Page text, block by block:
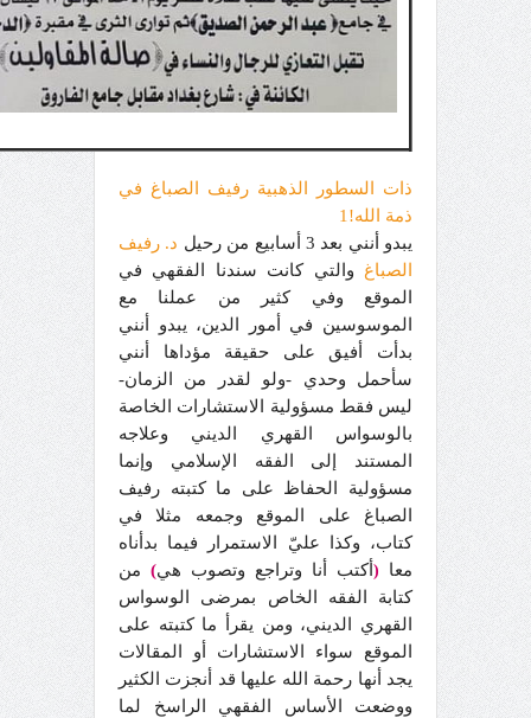
ذات السطور الذهبية رفيف الصباغ في
ذمة الله!1
يبدو أنني بعد 3 أسابيع من رحيل
د. رفيف
الصباغ والتي كانت سندنا الفقهي في
الموقع وفي كثير من عملنا مع
الموسوسين في أمور الدين، يبدو أنني
بدأت أفيق على حقيقة مؤداها أنني
سأحمل وحدي -ولو لقدر من الزمان-
ليس فقط مسؤولية الاستشارات الخاصة
بالوسواس القهري الديني وعلاجه
المستند إلى الفقه الإسلامي وإنما
مسؤولية الحفاظ على ما كتبته رفيف
الصباغ على الموقع وجمعه مثلا في
كتاب، وكذا عليّ الاستمرار فيما بدأناه
معا ( أكتب أنا وتراجع وتصوب هي) من
كتابة الفقه الخاص بمرضى الوسواس
القهري الديني، ومن يقرأ ما كتبته على
الموقع سواء الاستشارات أو المقالات
يجد أنها رحمة الله عليها قد أنجزت الكثير
ووضعت الأساس الفقهي الراسخ لما